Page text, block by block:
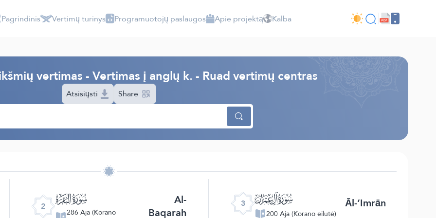
Pagrindinis Vertimų turinys Programuotojų paslaugos Apie projektą Kalba
vertimas - Vertimas į anglų k. - Ruad vertimų centras
Atsisiųsti Share
2 ﮎ
286 Aja (Korano
Al-
Baqarah 3 ﮏ
200 Aja (Korano eilutė)
Āl-‘Imrān